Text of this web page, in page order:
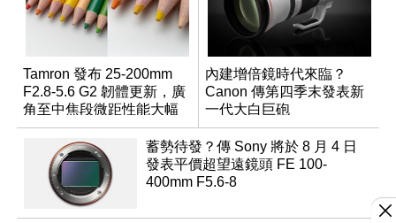
桌子、靠墊、訂製樂器到書籍等，皆由
Canon印表機所列印出來。
Tamron 發布 25-200mm
F2.8-5.6 G2 韌體更新，廣
角至中焦段微距性能大幅
升級
內建增倍鏡時代來臨？
Canon 傳第四季末發表新
一代大白巨砲
蓄勢待發？傳 Sony 將於 8 月 4 日
發表平價超望遠鏡頭 FE 100-
400mm F5.6-8